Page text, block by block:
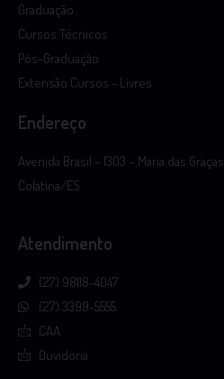
Graduação
Cursos Técnicos
Pós-Graduação
Extensão Cursos - Livres
Endereço
Avenida Brasil – 1303 – Maria das Graças
Colatina/ES
Atendimento
(27) 98118-4047
(27) 3399-5555
CAA
Ouvidoria